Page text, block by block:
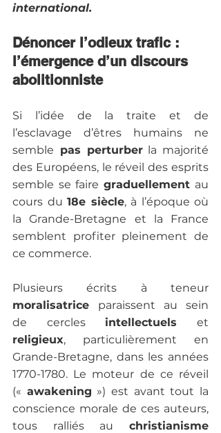
international.
Dénoncer l’odieux trafic :
l’émergence d’un discours
abolitionniste
Si l’idée de la traite et de
l’esclavage d’êtres humains ne
semble pas perturber la majorité
des Européens, le réveil des esprits
semble se faire graduellement au
cours du 18e siècle, à l’époque où
la Grande-Bretagne et la France
semblent profiter pleinement de
ce commerce.
moralisatrice paraissent au sein
de cercles intellectuels
religieux, particulièrement en
Grande-Bretagne, dans les années
1770-1780. Le moteur de ce réveil
(« awakening ») est avant tout la
conscience morale de ces auteurs,
tous ralliés au christianisme